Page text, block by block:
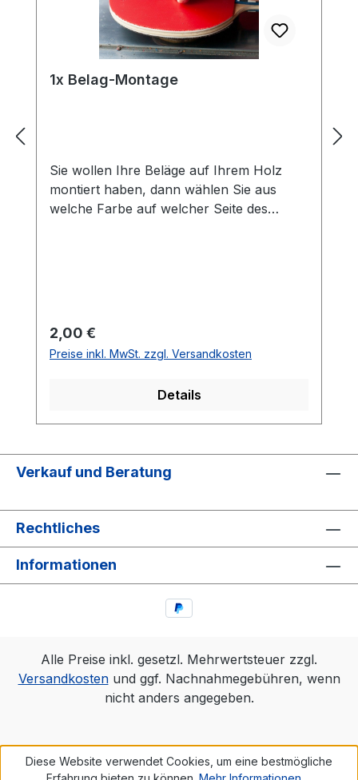
1x Belag-Montage
Sie wollen Ihre Beläge auf Ihrem Holz
montiert haben, dann wählen Sie aus
welche Farbe auf welcher Seite des
inklusive.Bei den Komplettschläger
müssen Sie KEINE Belag-Montage mit in
Regulärer Preis:
2,00 €
Preise inkl. MwSt. zzgl. Versandkosten
Details
Verkauf und Beratung
Rechtliches
Informationen
Alle Preise inkl. gesetzl. Mehrwertsteuer zzgl.
Versandkostenund ggf. Nachnahmegebühren, wenn
nicht anders angegeben.
Diese Website verwendet Cookies, um eine bestmögliche